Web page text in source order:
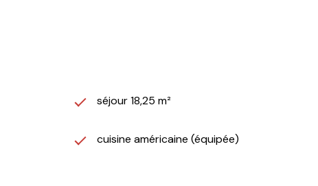
séjour 18,25 m²
cuisine américaine (équipée)